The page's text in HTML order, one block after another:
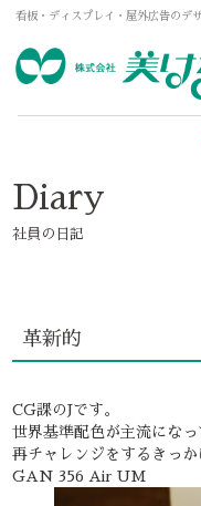
看板・ディスプレイ・屋外広告のデ
Diary
社員の日記
革新的
CG課のJです。
世界基準配色が主流にな
再チャレンジをするきっ
GAN 356 Air UM